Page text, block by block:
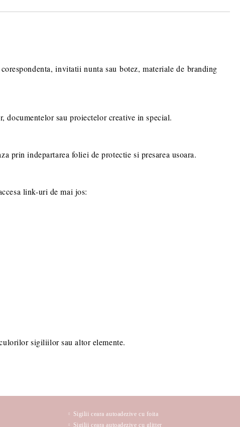
pentru stabilirea eventualelor detalii
invitatii nunta sau botez, materiale de branding
sau proiectelor creative in special.
prin indepartarea foliei de protectie si presarea usoara.
link-uri de mai jos:
sigiliilor sau altor elemente.
Sigilii ceara autoadezive cu foita
Sigilii ceara autoadezive cu glitter